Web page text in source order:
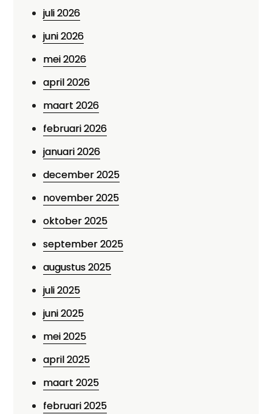
juli 2026
juni 2026
mei 2026
april 2026
maart 2026
februari 2026
januari 2026
december 2025
november 2025
oktober 2025
september 2025
augustus 2025
juli 2025
juni 2025
mei 2025
april 2025
maart 2025
februari 2025